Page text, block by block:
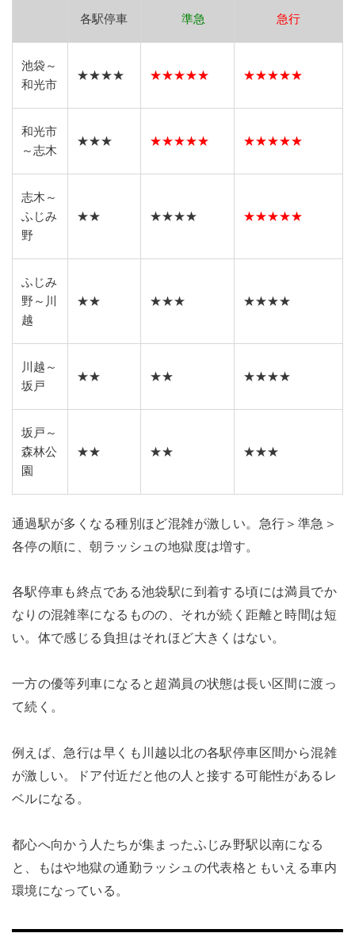
各駅停車 準急 急行
池袋～
和光市
★★★★ ★★★★★ ★★★★★
和光市
～志木
★★★ ★★★★★ ★★★★★
志木～
ふじみ
野
★★ ★★★★ ★★★★★
ふじみ
野～川
越
★★ ★★★ ★★★★
川越～
坂戸
★★ ★★ ★★★★
坂戸～
森林公
園
★★ ★★ ★★★
通過駅が多くなる種別ほど混雑が激しい。急行＞準急＞
各停の順に、朝ラッシュの地獄度は増す。
各駅停車も終点である池袋駅に到着する頃には満員でか
なりの混雑率になるものの、それが続く距離と時間は短
い。体で感じる負担はそれほど大きくはない。
一方の優等列車になると超満員の状態は長い区間に渡っ
て続く。
例えば、急行は早くも川越以北の各駅停車区間から混雑
が激しい。ドア付近だと他の人と接する可能性があるレ
ベルになる。
都心へ向かう人たちが集まったふじみ野駅以南になる
と、もはや地獄の通勤ラッシュの代表格ともいえる車内
環境になっている。